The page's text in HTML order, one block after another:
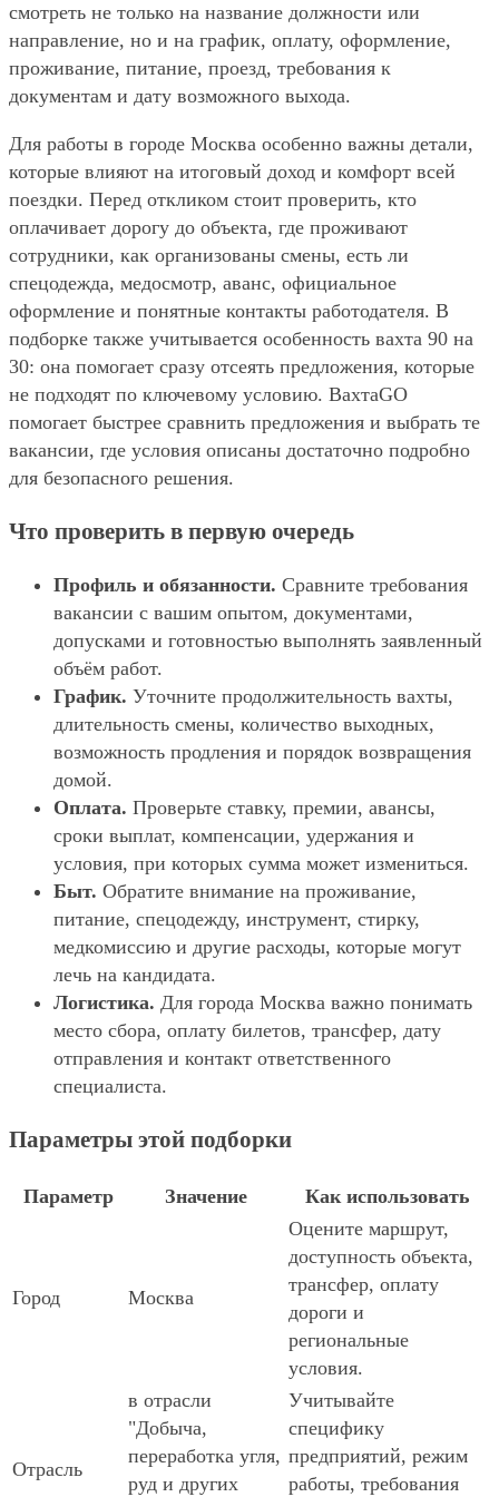
смотреть не только на название должности или
направление, но и на график, оплату, оформление,
проживание, питание, проезд, требования к
документам и дату возможного выхода.
Для работы в городе Москва особенно важны детали,
которые влияют на итоговый доход и комфорт всей
поездки. Перед откликом стоит проверить, кто
оплачивает дорогу до объекта, где проживают
сотрудники, как организованы смены, есть ли
спецодежда, медосмотр, аванс, официальное
оформление и понятные контакты работодателя. В
подборке также учитывается особенность вахта 90 на
30: она помогает сразу отсеять предложения, которые
не подходят по ключевому условию. ВахтаGO
помогает быстрее сравнить предложения и выбрать те
вакансии, где условия описаны достаточно подробно
для безопасного решения.
Что проверить в первую очередь
Профиль и обязанности. Сравните требования
вакансии с вашим опытом, документами,
допусками и готовностью выполнять заявленный
объём работ.
График. Уточните продолжительность вахты,
длительность смены, количество выходных,
возможность продления и порядок возвращения
домой.
Оплата. Проверьте ставку, премии, авансы,
сроки выплат, компенсации, удержания и
условия, при которых сумма может измениться.
Быт. Обратите внимание на проживание,
питание, спецодежду, инструмент, стирку,
медкомиссию и другие расходы, которые могут
лечь на кандидата.
Логистика. Для города Москва важно понимать
место сбора, оплату билетов, трансфер, дату
отправления и контакт ответственного
специалиста.
Параметры этой подборки
Параметр Значение Как использовать
Город Москва
Оцените маршрут,
доступность объекта,
трансфер, оплату
дороги и
региональные
условия.
Отрасль
в отрасли
"Добыча,
переработка угля,
руд и других
Учитывайте
специфику
предприятий, режим
работы, требования